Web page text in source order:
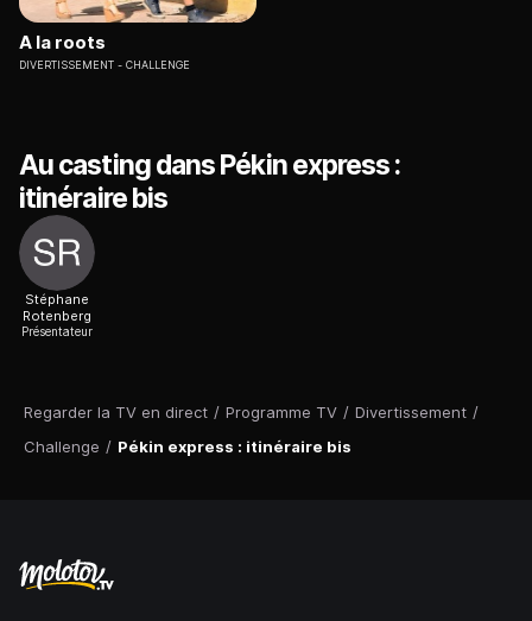
Regarder la TV en direct / Programme TV / Divertissement /
Challenge / Pékin express : itinéraire bis
A la roots
DIVERTISSEMENT CHALLENGE
Au casting dans Pékin express :
itinéraire bis
Stéphane
Rotenberg
Présentateur